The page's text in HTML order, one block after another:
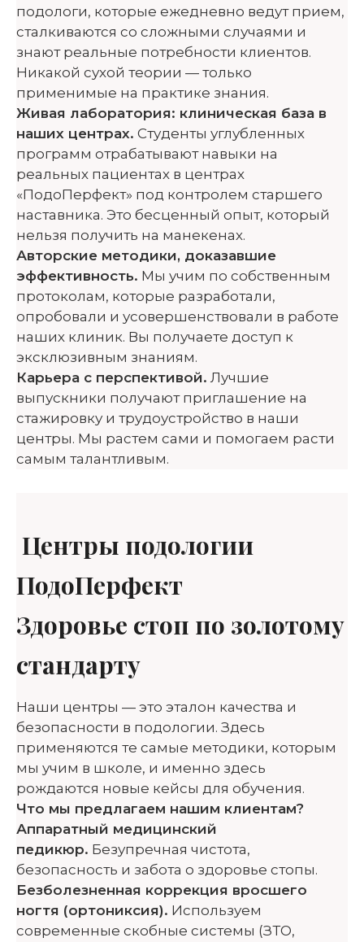
подологи, которые ежедневно ведут прием,
сталкиваются со сложными случаями и
знают реальные потребности клиентов.
Никакой сухой теории — только
применимые на практике знания.
Живая лаборатория: клиническая база в
наших центрах. Студенты углубленных
программ отрабатывают навыки на
реальных пациентах в центрах
«ПодоПерфект» под контролем старшего
наставника. Это бесценный опыт, который
нельзя получить на манекенах.
Авторские методики, доказавшие
эффективность. Мы учим по собственным
протоколам, которые разработали,
опробовали и усовершенствовали в работе
наших клиник. Вы получаете доступ к
эксклюзивным знаниям.
Карьера с перспективой. Лучшие
выпускники получают приглашение на
стажировку и трудоустройство в наши
центры. Мы растем сами и помогаем расти
самым талантливым.
Центры подологии
ПодоПерфект
Здоровье стоп по золотому
стандарту
Наши центры — это эталон качества и
безопасности в подологии. Здесь
применяются те самые методики, которым
мы учим в школе, и именно здесь
рождаются новые кейсы для обучения.
Что мы предлагаем нашим клиентам?
Аппаратный медицинский
педикюр. Безупречная чистота,
безопасность и забота о здоровье стопы.
Безболезненная коррекция вросшего
ногтя (ортониксия). Используем
современные скобные системы (ЗТО,